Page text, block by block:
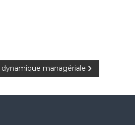
dynamique managériale